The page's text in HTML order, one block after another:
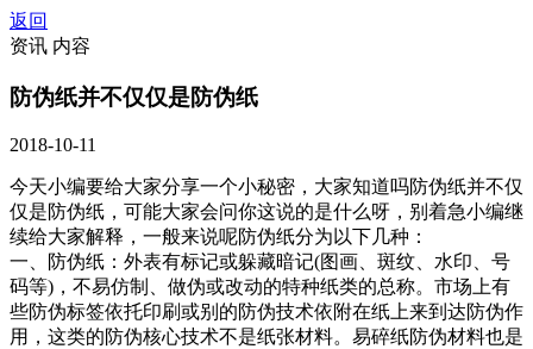
返回
资讯 内容
防伪纸并不仅仅是防伪纸
2018-10-11
今天小编要给大家分享一个小秘密，大家知道吗防伪纸并不仅
仅是防伪纸，可能大家会问你这说的是什么呀，别着急小编继
续给大家解释，一般来说呢防伪纸分为以下几种：
一、防伪纸：外表有标记或躲藏暗记(图画、斑纹、水印、号
码等)，不易仿制、做伪或改动的特种纸类的总称。市场上有
些防伪标签依托印刷或别的防伪技术依附在纸上来到达防伪作
用，这类的防伪核心技术不是纸张材料。易碎纸防伪材料也是